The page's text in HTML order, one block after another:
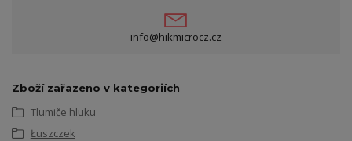
info@hikmicrocz.cz
Zboží zařazeno v kategoriích
Tlumiče hluku
Łuszczek